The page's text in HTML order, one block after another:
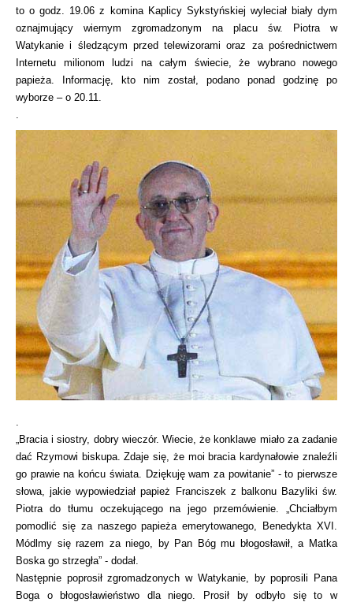
to o godz. 19.06 z komina Kaplicy Sykstyńskiej wyleciał biały dym
oznajmujący wiernym zgromadzonym na placu św. Piotra w
Watykanie i śledzącym przed telewizorami oraz za pośrednictwem
Internetu milionom ludzi na całym świecie, że wybrano nowego
papieża. Informację, kto nim został, podano ponad godzinę po
wyborze – o 20.11.
„Bracia i siostry, dobry wieczór. Wiecie, że konklawe miało za zadanie
dać Rzymowi biskupa. Zdaje się, że moi bracia kardynałowie znaleźli
go prawie na końcu świata. Dziękuję wam za powitanie” - to pierwsze
słowa, jakie wypowiedział papież Franciszek z balkonu Bazyliki św.
Piotra do tłumu oczekującego na jego przemówienie. „Chciałbym
pomodlić się za naszego papieża emerytowanego, Benedykta XVI.
Módlmy się razem za niego, by Pan Bóg mu błogosławił, a Matka
Boska go strzegła” - dodał.
Następnie poprosił zgromadzonych w Watykanie, by poprosili Pana
Boga o błogosławieństwo dla niego. Prosił by odbyło się to w